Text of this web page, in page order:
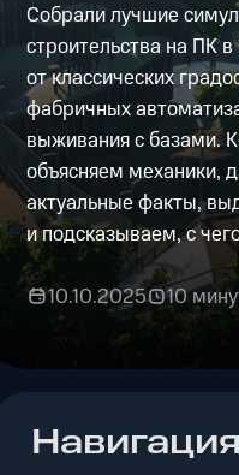
Собрали лучшие
строительства на ПК
от классических
фабричных
выживания с базами.
объясняем механики,
актуальные факты,
и подсказываем, с
10.10.2025 10
Навигация